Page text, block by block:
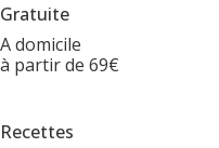
Gratuite
A domicile
à partir de 69€
Recettes